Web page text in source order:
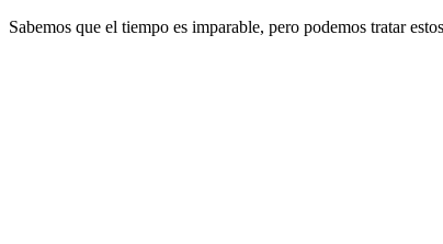
Sabemos que el tiempo es imparable, pero podemos tratar